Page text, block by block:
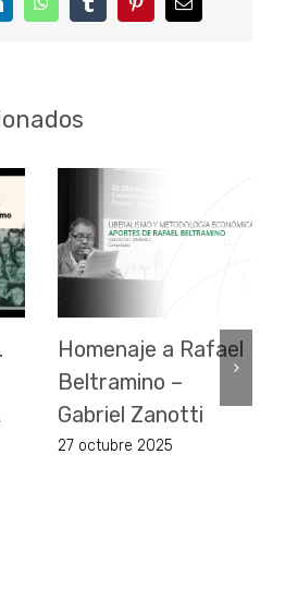
WhatsAppTumblrPinterestCorreo
Homenaje a Rafael
Beltramino –
Gabriel Zanotti
27 octubre 2025